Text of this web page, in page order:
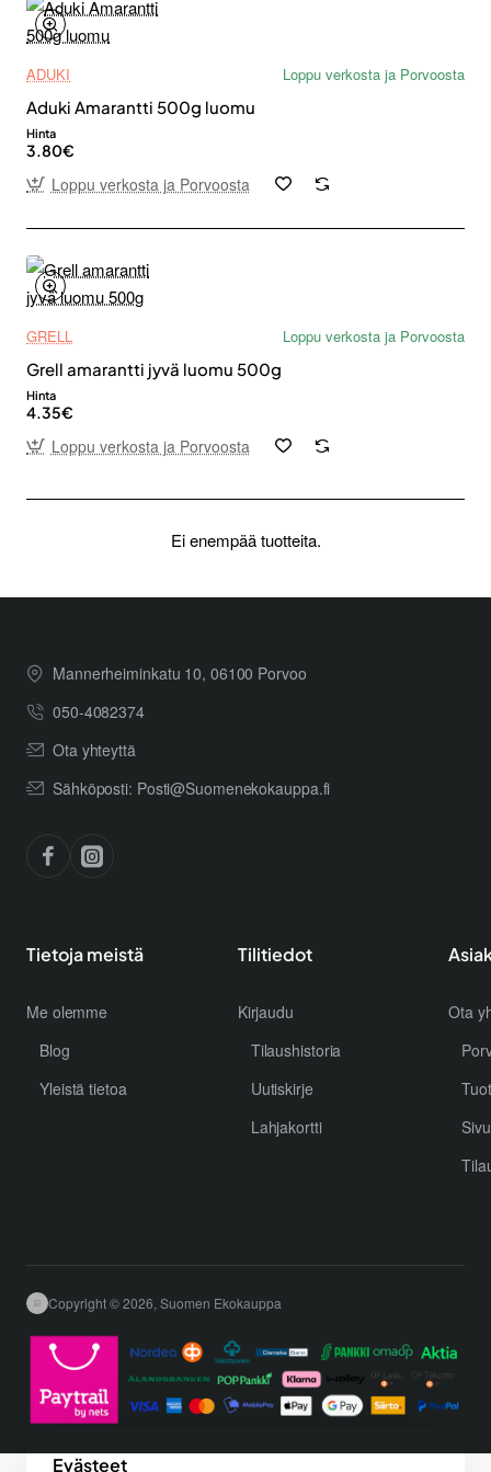
Evästeet
ADUKI
Loppu verkosta ja Porvoosta
Aduki Amarantti 500g luomu
Hinta
3.80€
Loppu verkosta ja Porvoosta
GRELL
Loppu verkosta ja Porvoosta
Grell amarantti jyvä luomu 500g
Hinta
4.35€
Loppu verkosta ja Porvoosta
Ei enempää tuotteita.
Mannerheiminkatu 10, 06100 Porvoo
050-4082374
Ota yhteyttä
Sähköposti: Posti@Suomenekokauppa.fi
Tietoja meistä
Me olemme
Blog
Yleistä tietoa
Tilitiedot
Kirjaudu
Tilaushistoria
Uutiskirje
Lahjakortti
Ota
Copyright © 2026, Suomen Ekokauppa